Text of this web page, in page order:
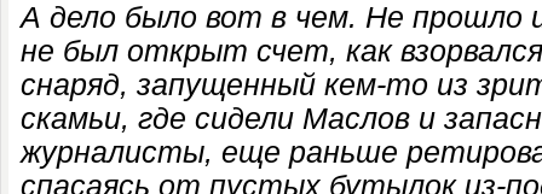
А дело было вот в чем. Не прошло
не был открыт счет, как
снаряд, запущенный кем-то из
скамьи, где сидели Маслов и
журналисты, еще раньше
спасаясь от пустых бутылок из-